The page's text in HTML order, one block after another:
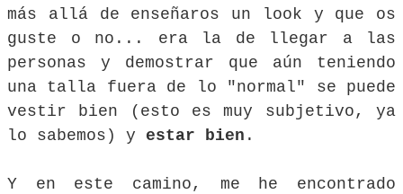
más allá de enseñaros un look y que os
guste o no... era la de llegar a las
personas y demostrar que aún teniendo
una talla fuera de lo "normal" se puede
vestir bien (esto es muy subjetivo, ya
lo sabemos) y estar bien .
Y en este camino, me he encontrado